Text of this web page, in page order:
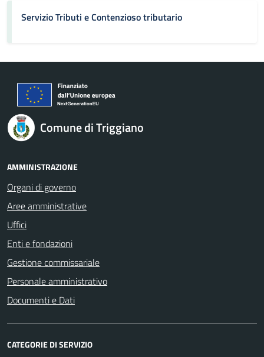
Servizio Tributi e Contenzioso tributario
Comune di Triggiano
AMMINISTRAZIONE
Organi di governo
Aree amministrative
Uffici
Enti e fondazioni
Gestione commissariale
Personale amministrativo
Documenti e Dati
CATEGORIE DI SERVIZIO